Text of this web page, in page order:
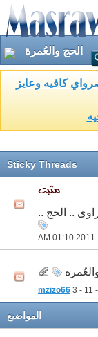
الحج والعُمرة
كافيه وعايز
Sticky Threads
.. الحج ..
01:10 AM
mzizo66 3 - 11
المواضيع